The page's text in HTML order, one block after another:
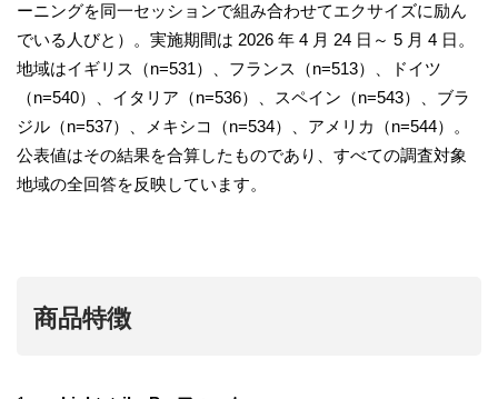
ーニングを同一セッションで組み合わせてエクサイズに励ん
でいる人びと）。実施期間は 2026 年 4 月 24 日～ 5 月 4 日。
地域はイギリス（n=531）、フランス（n=513）、ドイツ
（n=540）、イタリア（n=536）、スペイン（n=543）、ブラ
ジル（n=537）、メキシコ（n=534）、アメリカ（n=544）。
公表値はその結果を合算したものであり、すべての調査対象
地域の全回答を反映しています。
商品特徴